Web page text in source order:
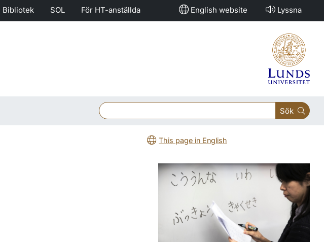
Bibliotek SOL För HT-anställda English website Lyssna
Sök
This page in English